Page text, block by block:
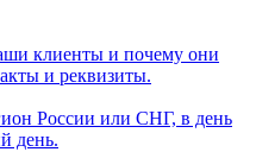
клиенты и почему они
и реквизиты.
России или СНГ, в день
день.